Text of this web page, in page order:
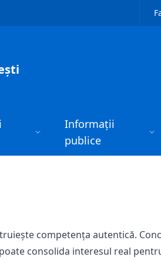
Informații
publice
competența autentică.
consolida interesul real